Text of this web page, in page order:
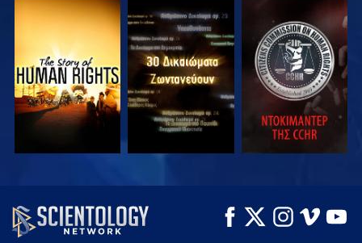
ΠΑΡΑΚΟΛΟΥΘΗΣΤΕ ΠΑΡΑΚΟΛΟΥΘΗΣΤΕ ΠΑΡΑΚΟΛΟΥΘΗΣΤΕ
ΠΑΡΑΚΟΛΟΥΘΗΣΤΕ ΠΑΡΑΚΟΛΟΥΘΗΣΤΕ
ΕΞΕΡΕΥΝΗΣΤΕ ΤΗ
ΣΕΙΡΑ